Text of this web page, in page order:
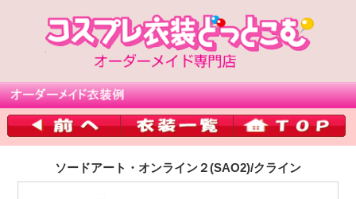
ソードアート・オンライン２(SAO2)/クライン